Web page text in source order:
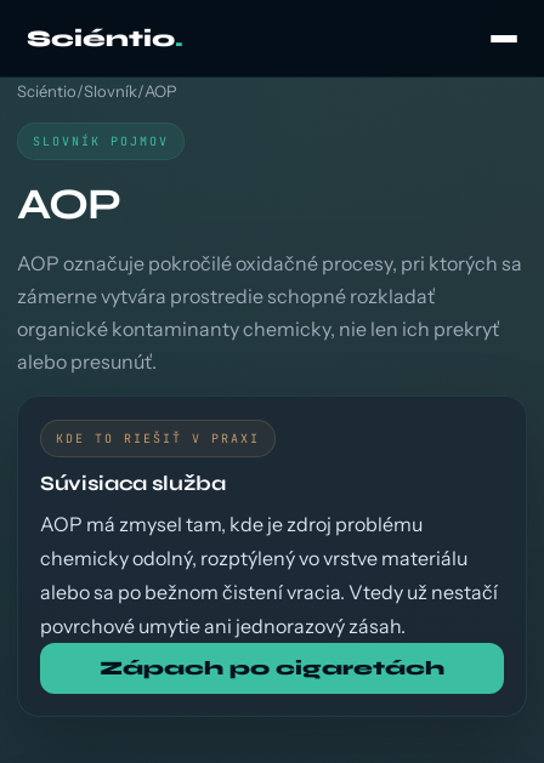
Sciéntio.
Sciéntio/Slovník/AOP
SLOVNÍK POJMOV
AOP
AOP označuje pokročilé oxidačné procesy, pri ktorých sa
zámerne vytvára prostredie schopné rozkladať
organické kontaminanty chemicky, nie len ich prekryť
alebo presunúť.
KDE TO RIEŠIŤ V PRAXI
Súvisiaca služba
AOP má zmysel tam, kde je zdroj problému
chemicky odolný, rozptýlený vo vrstve materiálu
alebo sa po bežnom čistení vracia. Vtedy už nestačí
povrchové umytie ani jednorazový zásah.
Zápach po cigaretách